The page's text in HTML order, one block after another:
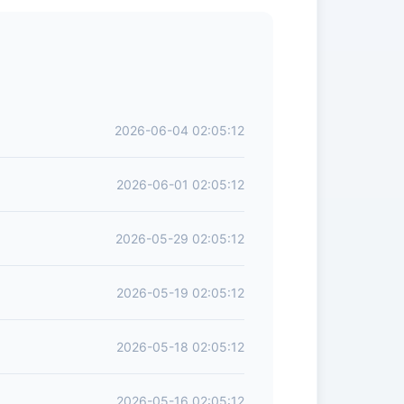
2026-06-04 02:05:12
2026-06-01 02:05:12
2026-05-29 02:05:12
2026-05-19 02:05:12
2026-05-18 02:05:12
2026-05-16 02:05:12